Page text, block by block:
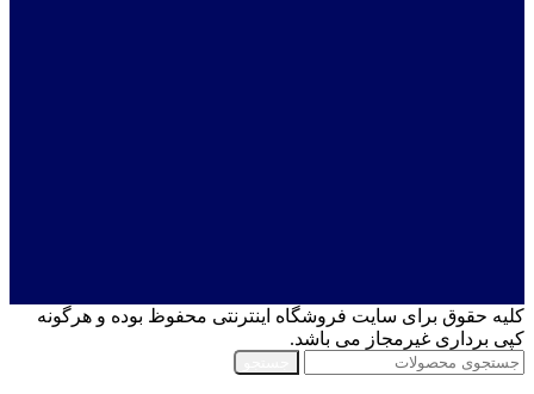
کلیه حقوق برای سایت فروشگاه اینترنتی محفوظ بوده و هرگونه
کپی برداری غیرمجاز می باشد.